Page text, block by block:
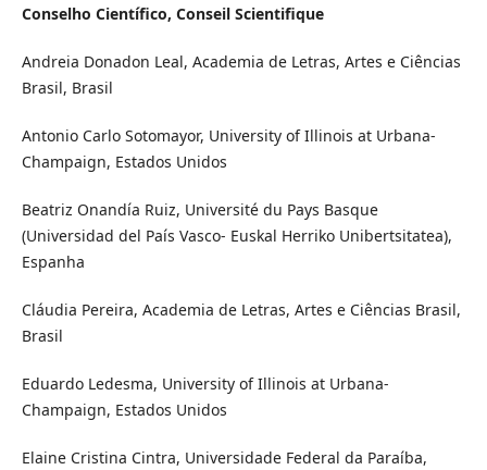
Conselho Científico, Conseil Scientifique
Andreia Donadon Leal, Academia de Letras, Artes e Ciências
Brasil, Brasil
Antonio Carlo Sotomayor, University of Illinois at Urbana-
Champaign, Estados Unidos
Beatriz Onandía Ruiz, Université du Pays Basque
(Universidad del País Vasco- Euskal Herriko Unibertsitatea),
Espanha
Cláudia Pereira, Academia de Letras, Artes e Ciências Brasil,
Brasil
Eduardo Ledesma, University of Illinois at Urbana-
Champaign, Estados Unidos
Elaine Cristina Cintra, Universidade Federal da Paraíba,